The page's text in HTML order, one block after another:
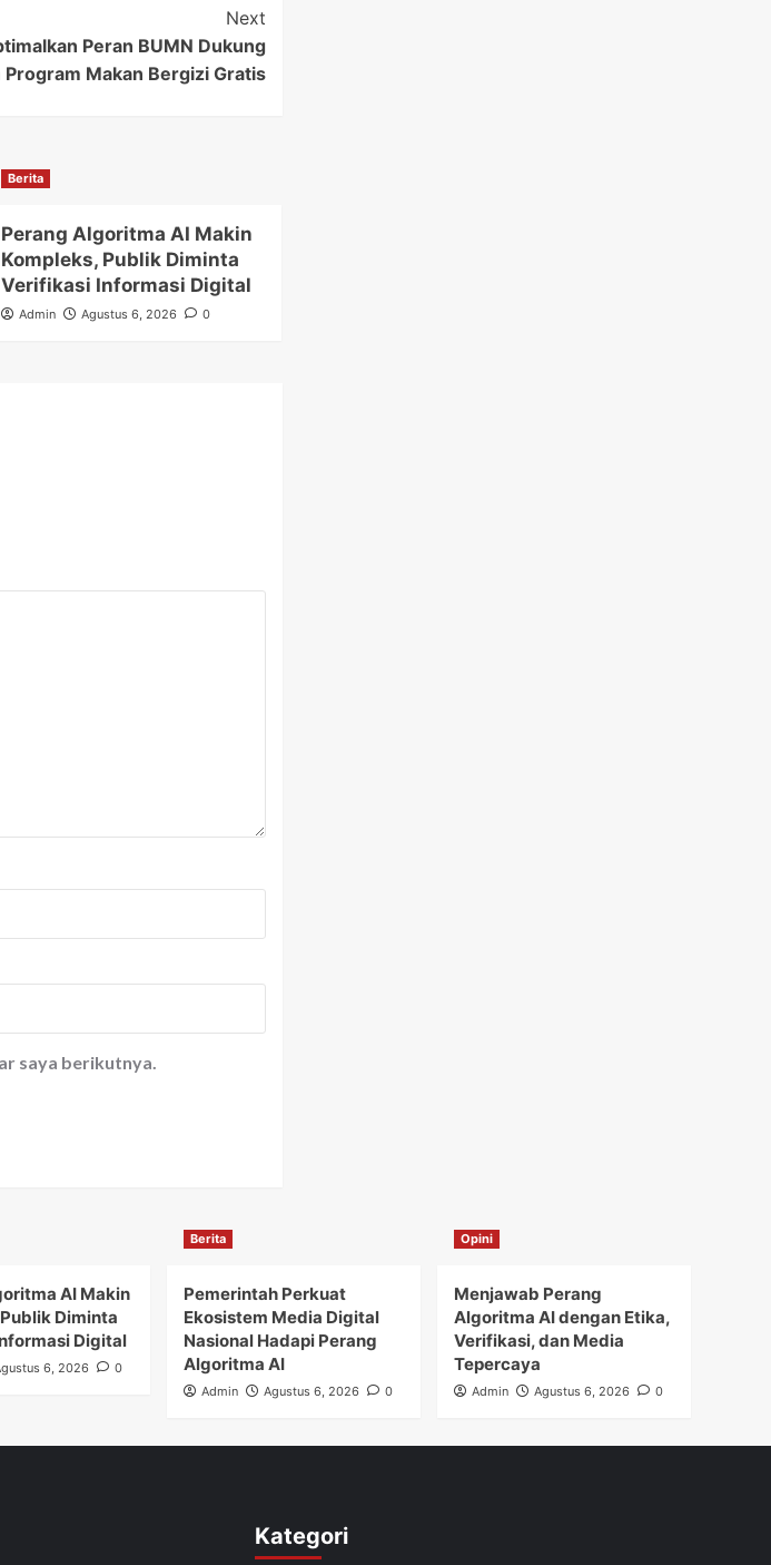
Next
Peran BUMN Dukung
Program Makan Bergizi Gratis
Berita
Perang Algoritma AI Makin
Kompleks, Publik Diminta
Verifikasi Informasi Digital
Admin Agustus 6, 2026 0
saya berikutnya.
AI Makin
Diminta
Digital
6, 2026 0
Berita
Pemerintah Perkuat
Ekosistem Media Digital
Nasional Hadapi Perang
Algoritma AI
Admin Agustus 6, 2026 0
Opini
Menjawab Perang
Algoritma AI dengan Etika,
Verifikasi, dan Media
Tepercaya
Admin Agustus 6, 2026 0
Kategori